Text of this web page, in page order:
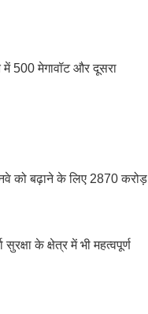
में 500 मेगावॉट और दूसरा
को बढ़ाने के लिए 2870 करोड़
के क्षेत्र में भी महत्वपूर्ण